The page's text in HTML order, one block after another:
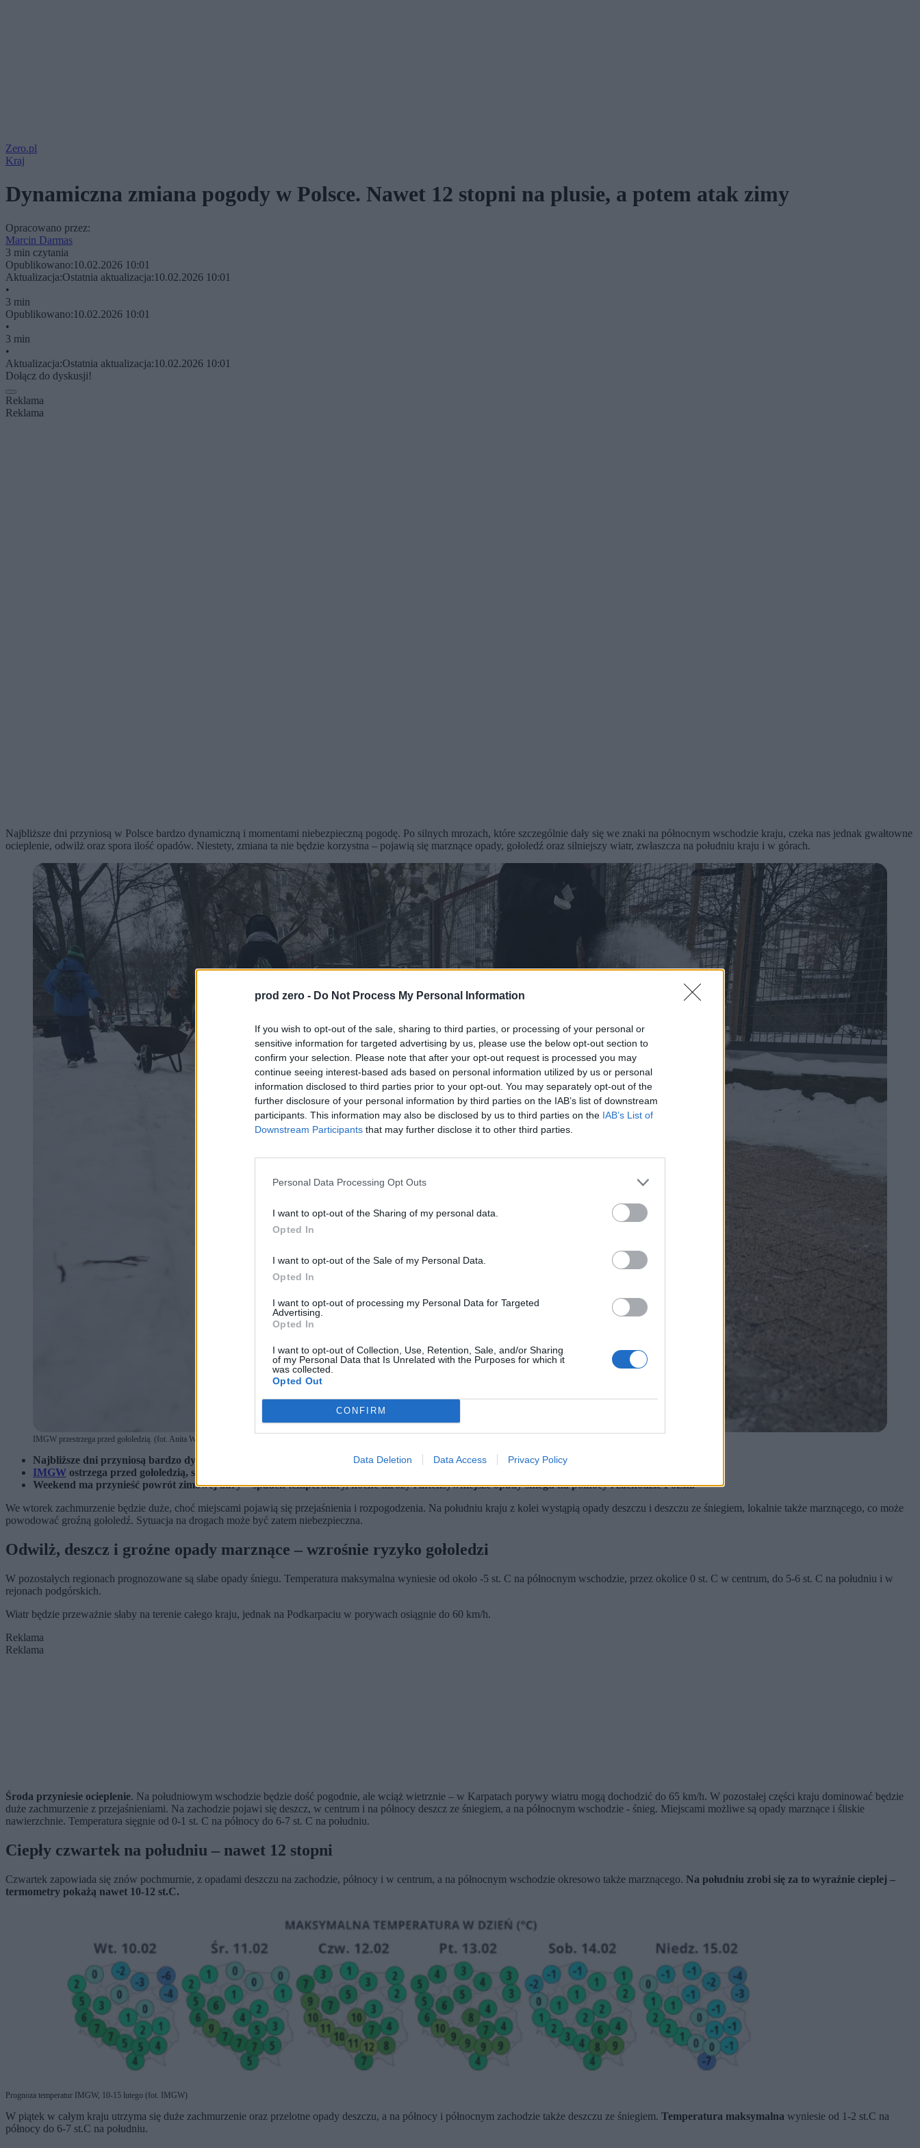
prod zero - Do Not Process My Personal Information
If you wish to opt-out of the sale, sharing to third parties, or processing of your personal or
sensitive information for targeted advertising by us, please use the below opt-out section to
confirm your selection. Please note that after your opt-out request is processed you may
continue seeing interest-based ads based on personal information utilized by us or personal
information disclosed to third parties prior to your opt-out. You may separately opt-out of the
further disclosure of your personal information by third parties on the IAB’s list of downstream
participants. This information may also be disclosed by us to third parties on the IAB’s List of
Downstream Participants that may further disclose it to other third parties.
Personal Data Processing Opt Outs
I want to opt-out of the Sharing of my personal data.
Opted In
I want to opt-out of the Sale of my Personal Data.
Opted In
I want to opt-out of processing my Personal Data for Targeted
Advertising.
Opted In
I want to opt-out of Collection, Use, Retention, Sale, and/or Sharing
of my Personal Data that Is Unrelated with the Purposes for which it
was collected.
Opted Out
CONFIRM
Data Deletion Data Access Privacy Policy
Zero.pl
Kraj
Dynamiczna zmiana pogody w Polsce. Nawet 12 stopni na plusie, a potem atak zimy
Opracowano przez:
Marcin Darmas
3 min czytania
Opublikowano:10.02.2026 10:01
Aktualizacja:Ostatnia aktualizacja:10.02.2026 10:01
•
3 min
Opublikowano:10.02.2026 10:01
•
3 min
•
Aktualizacja:Ostatnia aktualizacja:10.02.2026 10:01
Dołącz do dyskusji!
Reklama
Reklama
Najbliższe dni przyniosą w Polsce bardzo dynamiczną i momentami niebezpieczną pogodę. Po silnych mrozach, które szczególnie dały się we znaki na północnym wschodzie kraju, czeka nas jednak gwałtowne
ocieplenie, odwilż oraz spora ilość opadów. Niestety, zmiana ta nie będzie korzystna – pojawią się marznące opady, gołoledź oraz silniejszy wiatr, zwłaszcza na południu kraju i w górach.
IMGW przestrzega przed gołoledzią. (fot. Anita Walczewska / East News)
Najbliższe dni przyniosą bardzo dynamiczną i miejscami niebezpieczną pogodę – od silnych mrozów po szybką odwilż i opady marznące.
IMGW ostrzega przed gołoledzią, silnym wiatrem oraz trudnymi warunkami na drogach, zwłaszcza na południu i północnym wschodzie kraju.
Weekend ma przynieść powrót zimowej aury – spadek temperatury, nocne mrozy i intensywniejsze opady śniegu na północy i zachodzie Polski.
We wtorek zachmurzenie będzie duże, choć miejscami pojawią się przejaśnienia i rozpogodzenia. Na południu kraju z kolei wystąpią opady deszczu i deszczu ze śniegiem, lokalnie także marznącego, co może
powodować groźną gołoledź. Sytuacja na drogach może być zatem niebezpieczna.
Odwilż, deszcz i groźne opady marznące – wzrośnie ryzyko gołoledzi
W pozostałych regionach prognozowane są słabe opady śniegu. Temperatura maksymalna wyniesie od około -5 st. C na północnym wschodzie, przez okolice 0 st. C w centrum, do 5-6 st. C na południu i w
rejonach podgórskich.
Wiatr będzie przeważnie słaby na terenie całego kraju, jednak na Podkarpaciu w porywach osiągnie do 60 km/h.
Reklama
Reklama
Środa przyniesie ocieplenie. Na południowym wschodzie będzie dość pogodnie, ale wciąż wietrznie – w Karpatach porywy wiatru mogą dochodzić do 65 km/h. W pozostałej części kraju dominować będzie
duże zachmurzenie z przejaśnieniami. Na zachodzie pojawi się deszcz, w centrum i na północy deszcz ze śniegiem, a na północnym wschodzie - śnieg. Miejscami możliwe są opady marznące i śliskie
nawierzchnie. Temperatura sięgnie od 0-1 st. C na północy do 6-7 st. C na południu.
Ciepły czwartek na południu – nawet 12 stopni
Czwartek zapowiada się znów pochmurnie, z opadami deszczu na zachodzie, północy i w centrum, a na północnym wschodzie okresowo także marznącego. Na południu zrobi się za to wyraźnie cieplej –
termometry pokażą nawet 10-12 st.C.
Prognoza temperatur IMGW, 10-15 lutego (fot. IMGW)
W piątek w całym kraju utrzyma się duże zachmurzenie oraz przelotne opady deszczu, a na północy i północnym zachodzie także deszczu ze śniegiem. Temperatura maksymalna wyniesie od 1-2 st.C na
północy do 6-7 st.C na południu.